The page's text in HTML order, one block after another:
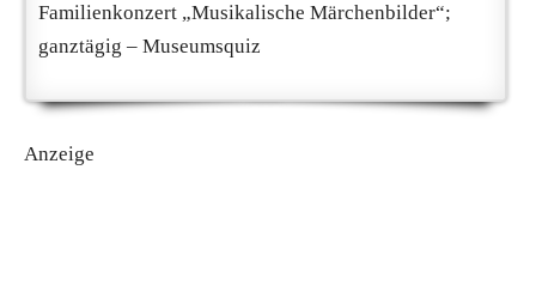
Familienkonzert „Musikalische Märchenbilder“;
ganztägig – Museumsquiz
Anzeige